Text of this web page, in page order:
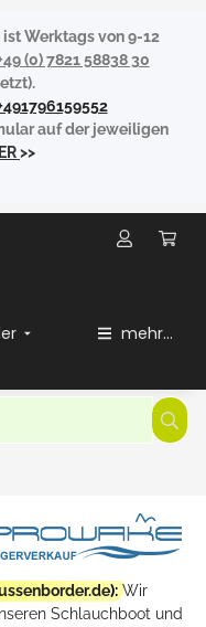
ist Werktags von 9-12
(0) 7821 58838 30
auf der jeweiligen
>>
mehr...
): Wir
Schlauchboot und